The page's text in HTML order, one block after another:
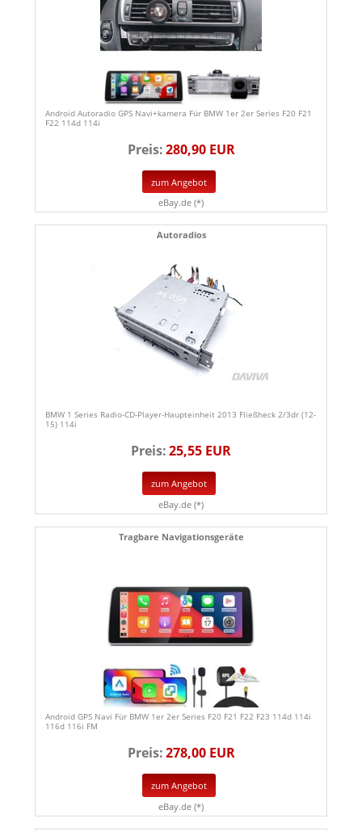
Android Autoradio GPS Navi+kamera Für BMW 1er 2er Series F20 F21
F22 114d 114i
Preis:280,90 EUR
zum Angebot
eBay.de (*)
Autoradios
BMW 1 Series Radio-CD-Player-Haupteinheit 2013 Fließheck 2/3dr (12-
15) 114i
Preis:25,55 EUR
zum Angebot
eBay.de (*)
Tragbare Navigationsgeräte
Android GPS Navi Für BMW 1er 2er Series F20 F21 F22 F23 114d 114i
116d 116i FM
Preis:278,00 EUR
zum Angebot
eBay.de (*)